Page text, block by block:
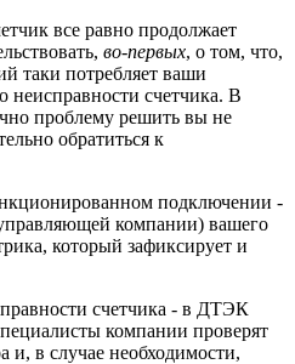
все равно продолжает
во-первых, о том, что,
таки потребляет ваши
неисправности счетчика. В
проблему решить вы не
обратиться к
подключении -
компании) вашего
который зафиксирует и
счетчика - в ДТЭК
компании проверят
и, в случае необходимости,